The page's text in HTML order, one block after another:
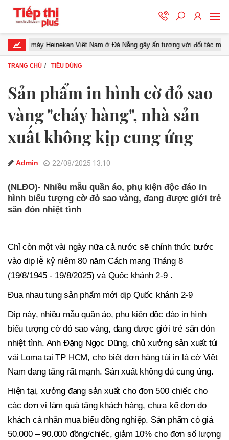
Heineken Việt Nam ở Đà Nẵng gây ấn tượng với đối tác miền Trung
TRANG CHỦ TIÊU DÙNG
Sản phẩm in hình cờ đỏ sao
vàng "cháy hàng", nhà sản
xuất không kịp cung ứng
Admin 22/08/2025 13:10
(NLĐO)- Nhiều mẫu quần áo, phụ kiện độc đáo in
hình biểu tượng cờ đỏ sao vàng, đang được giới trẻ
săn đón nhiệt tình
Chỉ còn một vài ngày nữa cả nước sẽ chính thức bước
vào dịp lễ kỷ niệm 80 năm Cách mạng Tháng 8
(19/8/1945 - 19/8/2025) và Quốc khánh 2-9 .
Đua nhau tung sản phẩm mới dịp Quốc khánh 2-9
Dịp này, nhiều mẫu quần áo, phụ kiện độc đáo in hình
biểu tượng cờ đỏ sao vàng, đang được giới trẻ săn đón
nhiệt tình. Anh Đặng Ngọc Dũng, chủ xưởng sản xuất túi
vải Loma tại TP HCM, cho biết đơn hàng túi in lá cờ Việt
Nam đang tăng rất mạnh. Sản xuất không đủ cung ứng.
Hiện tại, xưởng đang sản xuất cho đơn 500 chiếc cho
các đơn vị làm quà tặng khách hàng, chưa kể đơn do
khách cá nhân mua biếu đồng nghiệp. Sản phẩm có giá
50.000 – 90.000 đồng/chiếc, giảm 10% cho đơn số lượng